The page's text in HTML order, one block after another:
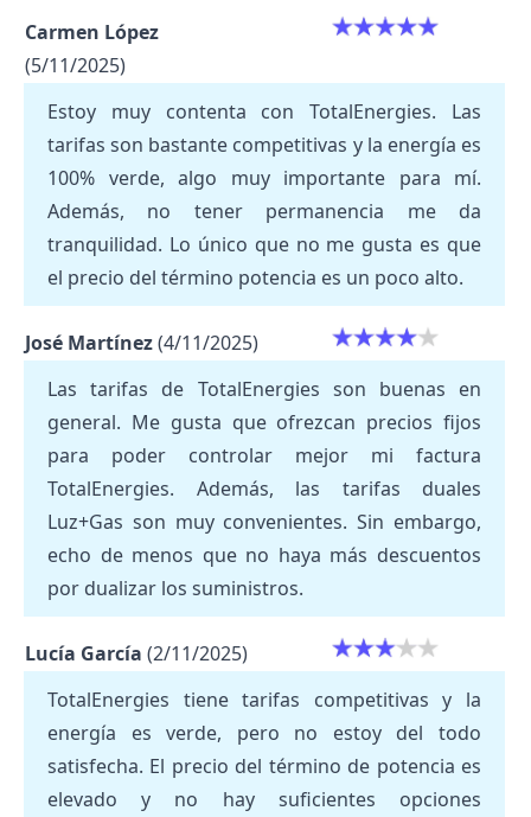
Carmen López
(5/11/2025)
Estoy muy contenta con TotalEnergies. Las
tarifas son bastante competitivas y la energía es
100% verde, algo muy importante para mí.
Además, no tener permanencia me da
tranquilidad. Lo único que no me gusta es que
el precio del término potencia es un poco alto.
José Martínez(4/11/2025)
Las tarifas de TotalEnergies son buenas en
general. Me gusta que ofrezcan precios fijos
para poder controlar mejor mi factura
TotalEnergies. Además, las tarifas duales
Luz+Gas son muy convenientes. Sin embargo,
echo de menos que no haya más descuentos
por dualizar los suministros.
Lucía García (2/11/2025)
TotalEnergies tiene tarifas competitivas y la
energía es verde, pero no estoy del todo
satisfecha. El precio del término de potencia es
elevado y no hay suficientes opciones